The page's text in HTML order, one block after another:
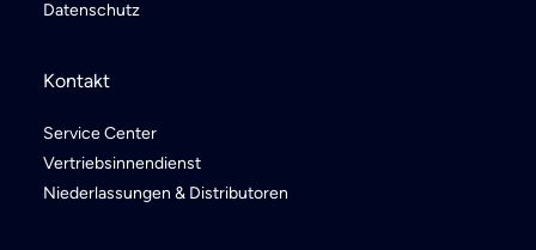
Datenschutz
Kontakt
Service Center
Vertriebsinnendienst
Niederlassungen & Distributoren